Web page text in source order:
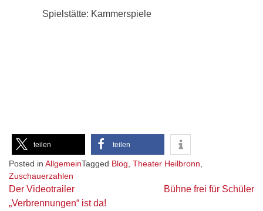
Spielstätte: Kammerspiele
teilen teilen
Posted in AllgemeinTagged Blog Theater Heilbronn
Zuschauerzahlen
Beitragsnavigation
Der Videotrailer
„Verbrennungen“ ist da!
Bühne frei für Schüler